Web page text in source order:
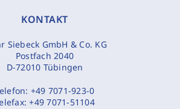
KONTAKT
Siebeck GmbH & Co. KG
Postfach 2040
D-72010 Tübingen
+49 7071-923-0
+49 7071-51104